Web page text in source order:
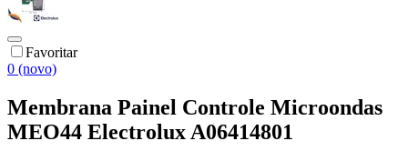
Favoritar
0 (novo)
Membrana Painel Controle Microondas
MEO44 Electrolux A06414801